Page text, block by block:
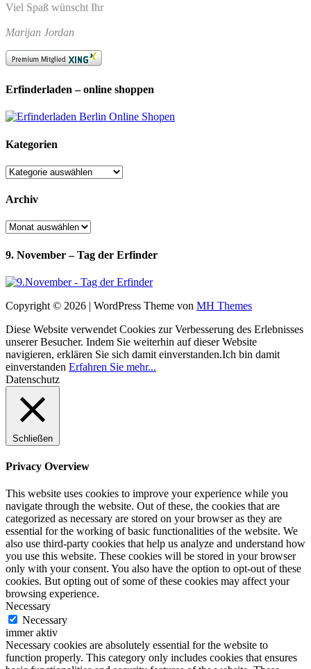
Viel Spaß wünscht Ihr
Marijan Jordan
Erfinderladen – online shoppen
Kategorien
Kategorien
Archiv
Archiv
9. November – Tag der Erfinder
Copyright © 2026 | WordPress Theme von MH Themes
Diese Website verwendet Cookies zur Verbesserung des Erlebnisses
unserer Besucher. Indem Sie weiterhin auf dieser Website
navigieren, erklären Sie sich damit einverstanden.Ich bin damit
einverstanden Erfahren Sie mehr...
Datenschutz
Schließen
Privacy Overview
This website uses cookies to improve your experience while you
navigate through the website. Out of these, the cookies that are
categorized as necessary are stored on your browser as they are
essential for the working of basic functionalities of the website. We
also use third-party cookies that help us analyze and understand how
you use this website. These cookies will be stored in your browser
only with your consent. You also have the option to opt-out of these
cookies. But opting out of some of these cookies may affect your
browsing experience.
Necessary
Necessary
immer aktiv
Necessary cookies are absolutely essential for the website to
function properly. This category only includes cookies that ensures